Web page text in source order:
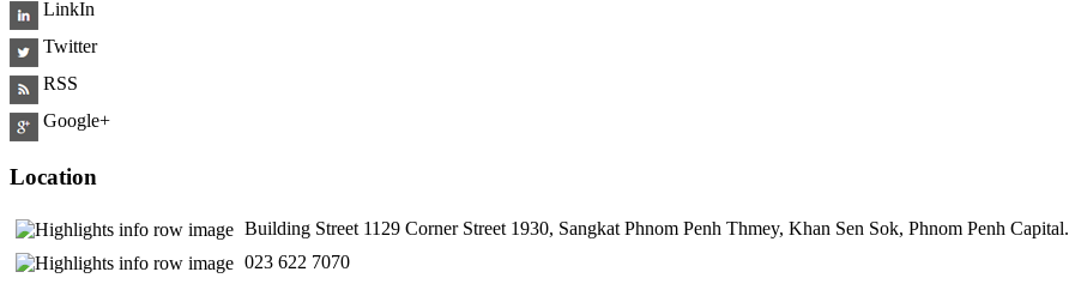
LinkIn
Twitter
RSS
Google+
Location
Building Street 1129 Corner Street 1930, Sangkat Phnom Penh Thmey, Khan Sen Sok, Phnom Penh Capital.
​ 023 622 7070